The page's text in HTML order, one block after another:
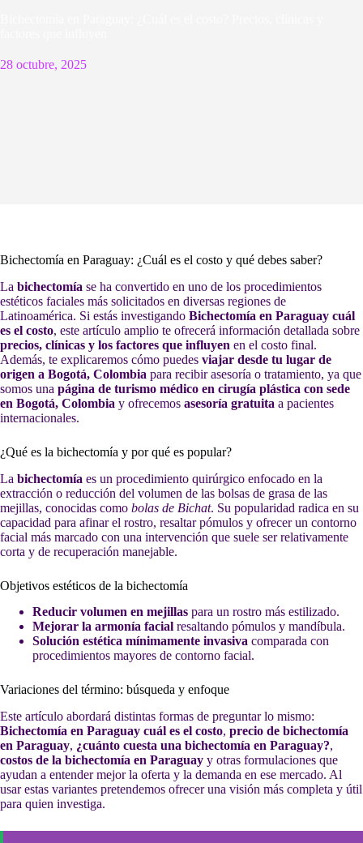
28 octubre, 2025
Bichectomía en Paraguay: ¿Cuál es el costo y qué debes saber?
La bichectomía se ha convertido en uno de los procedimientos
estéticos faciales más solicitados en diversas regiones de
Latinoamérica. Si estás investigando Bichectomía en Paraguay cuál
es el costo, este artículo amplio te ofrecerá información detallada sobre
precios, clínicas y los factores que influyen en el costo final.
Además, te explicaremos cómo puedes viajar desde tu lugar de
origen a Bogotá, Colombia para recibir asesoría o tratamiento, ya que
somos una página de turismo médico en cirugía plástica con sede
en Bogotá, Colombia y ofrecemos asesoría gratuita a pacientes
internacionales.
¿Qué es la bichectomía y por qué es popular?
La bichectomía es un procedimiento quirúrgico enfocado en la
extracción o reducción del volumen de las bolsas de grasa de las
mejillas, conocidas como bolas de Bichat. Su popularidad radica en su
capacidad para afinar el rostro, resaltar pómulos y ofrecer un contorno
facial más marcado con una intervención que suele ser relativamente
corta y de recuperación manejable.
Objetivos estéticos de la bichectomía
Reducir volumen en mejillas para un rostro más estilizado.
Mejorar la armonía facial resaltando pómulos y mandíbula.
Solución estética mínimamente invasiva comparada con
procedimientos mayores de contorno facial.
Variaciones del término: búsqueda y enfoque
Este artículo abordará distintas formas de preguntar lo mismo:
Bichectomía en Paraguay cuál es el costo, precio de bichectomía
en Paraguay, ¿cuánto cuesta una bichectomía en Paraguay?,
costos de la bichectomía en Paraguay y otras formulaciones que
ayudan a entender mejor la oferta y la demanda en ese mercado. Al
usar estas variantes pretendemos ofrecer una visión más completa y útil
para quien investiga.